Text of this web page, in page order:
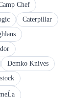
Chef
Caterpillar
Demko Knives